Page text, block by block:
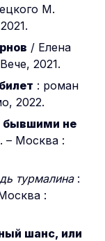
М.
/ Елена
2021.
: роман
2022.
бывшими не
– Москва :
турмалина:
:
шанс, или